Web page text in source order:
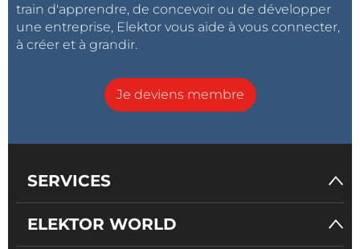
train d'apprendre, de concevoir ou de développer
une entreprise, Elektor vous aide à vous connecter,
à créer et à grandir.
Je deviens membre
SERVICES
ELEKTOR WORLD